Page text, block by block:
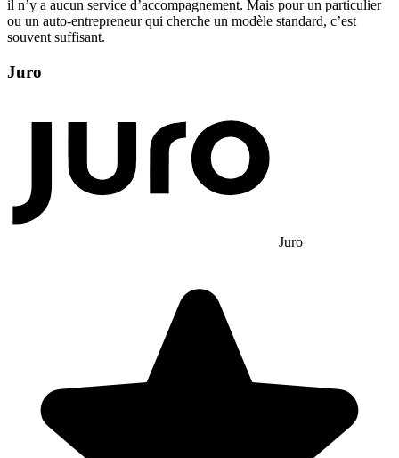
il n’y a aucun service d’accompagnement. Mais pour un particulier
ou un auto-entrepreneur qui cherche un modèle standard, c’est
souvent suffisant.
Juro
Juro